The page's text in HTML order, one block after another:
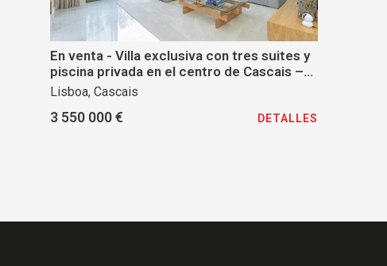
En venta - Villa exclusiva con tres suites y
piscina privada en el centro de Cascais –
Experimente el centro de la ciudad a pie.
Lisboa, Cascais
3 550 000 € DETALLES